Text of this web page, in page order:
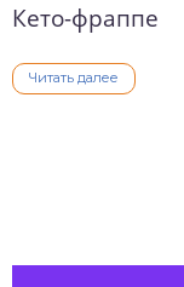
Кето-фраппе
Читать далее